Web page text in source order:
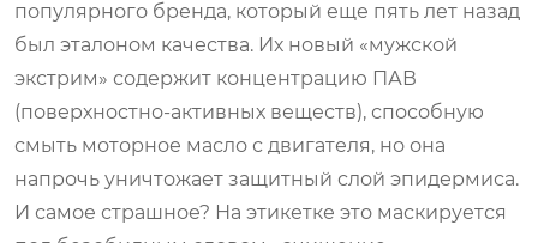
популярного бренда, который еще пять лет назад
был эталоном качества. Их новый «мужской
экстрим» содержит концентрацию ПАВ
(поверхностно-активных веществ), способную
смыть моторное масло с двигателя, но она
напрочь уничтожает защитный слой эпидермиса.
И самое страшное? На этикетке это маскируется